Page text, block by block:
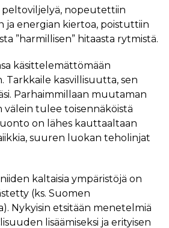
peltoviljelyä, nopeutettiin
ja energian kiertoa, poistuttiin
”harmillisen” hitaasta rytmistä.
käsittelemättömään
Tarkkaile kasvillisuutta, sen
Parhaimmillaan muutaman
tulee toisennäköistä
on lähes kauttaaltaan
suuren luokan teholinjat
kaltaisia ympäristöjä on
(ks. Suomen
Nykyisin etsitään menetelmiä
lisäämiseksi ja erityisen